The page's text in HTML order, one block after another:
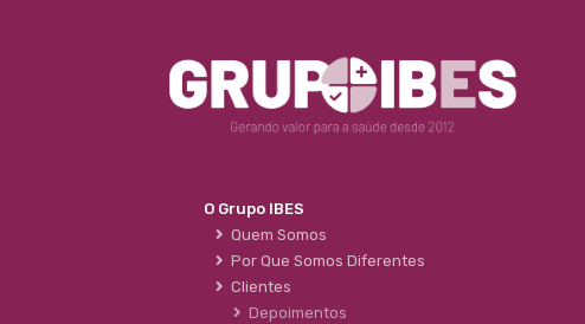
O Grupo IBES
Quem Somos
Por Que Somos Diferentes
Clientes
Depoimentos